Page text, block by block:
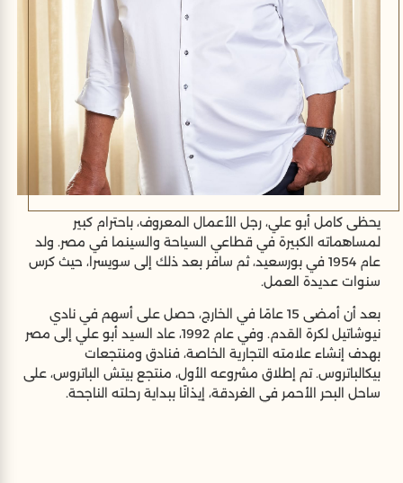
يحظى كامل أبو علي، رجل الأعمال المعروف، باحترام كبير
لمساهماته الكبيرة في قطاعي السياحة والسينما في مصر. ولد
عام 1954 في بورسعيد، ثم سافر بعد ذلك إلى سويسرا، حيث كرس
سنوات عديدة العمل.
بعد أن أمضى 15 عامًا في الخارج، حصل على أسهم في نادي
نيوشاتيل لكرة القدم. وفي عام 1992، عاد السيد أبو علي إلى مصر
بهدف إنشاء علامته التجارية الخاصة، فنادق ومنتجعات
بيكالباتروس. تم إطلاق مشروعه الأول، منتجع بيتش الباتروس، على
ساحل البحر الأحمر في الغردقة، إيذانًا ببداية رحلته الناجحة.